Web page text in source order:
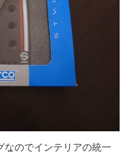
なのでインテリアの統一